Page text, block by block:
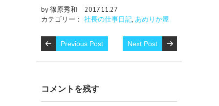
by 篠原秀和
2017.11.27
カテゴリー： 社長の仕事日記, あめりか屋
Previous Post Next Post
コメントを残す